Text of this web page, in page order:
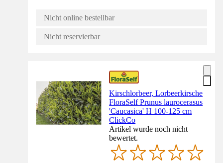
Nicht online bestellbar
Nicht reservierbar
Kirschlorbeer, Lorbeerkirsche
FloraSelf Prunus laurocerasus
'Caucasica' H 100-125 cm
ClickCo
Artikel wurde noch nicht
bewertet.